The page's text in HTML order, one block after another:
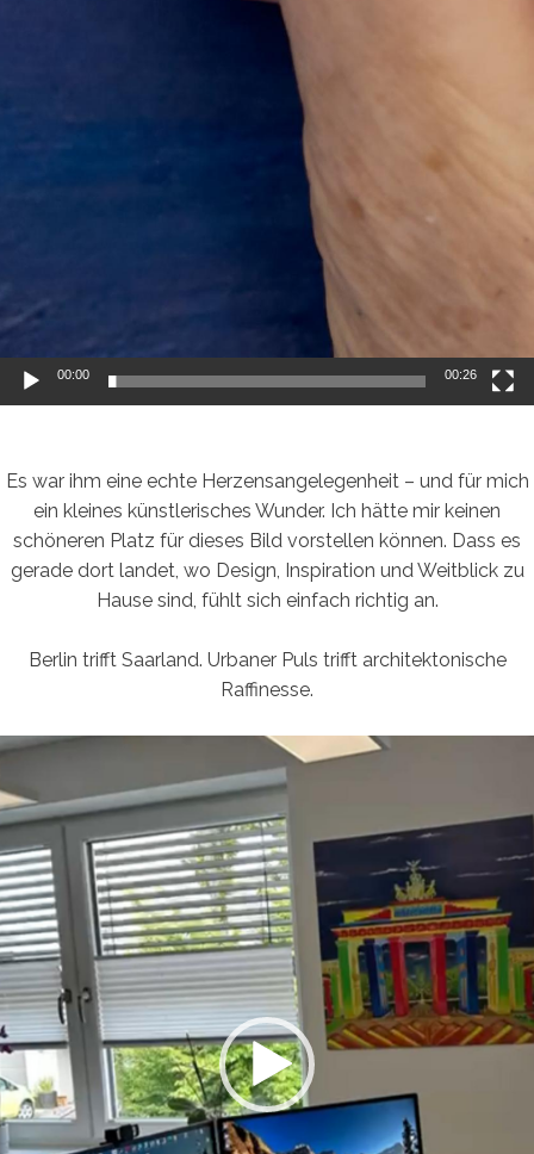
00:00 00:26
Es war ihm eine echte Herzensangelegenheit – und für mich
ein kleines künstlerisches Wunder. Ich hätte mir keinen
schöneren Platz für dieses Bild vorstellen können. Dass es
gerade dort landet, wo Design, Inspiration und Weitblick zu
Hause sind, fühlt sich einfach richtig an.
Berlin trifft Saarland. Urbaner Puls trifft architektonische
Raffinesse.
Video-
Player